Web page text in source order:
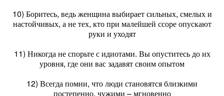
10) Боритесь, ведь женщина выбирает сильных, смелых и
настойчивых, а не тех, кто при малейшей ссоре опускают
руки и уходят
11) Никогда не спорьте с идиотами. Вы опуститесь до их
уровня, где они вас задавят своим опытом
12) Всегда помни, что люди становятся близкими
постепенно, чужими – мгновенно